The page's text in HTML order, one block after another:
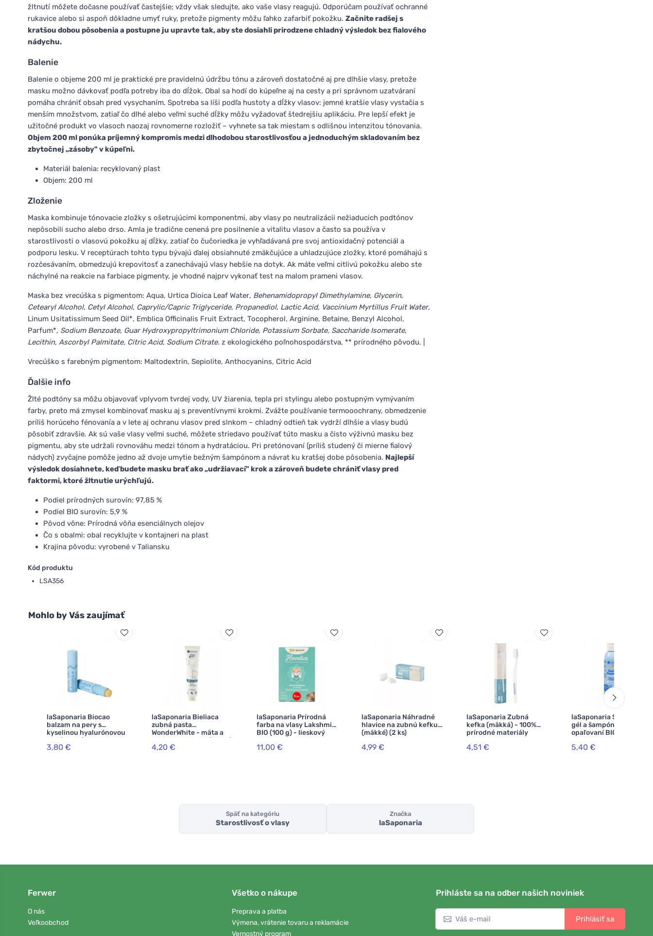
žltnutí môžete dočasne používať častejšie; vždy však sledujte, ako vaše vlasy reagujú. Odporúčam používať ochranné
rukavice alebo si aspoň dôkladne umyť ruky, pretože pigmenty môžu ľahko zafarbiť pokožku. Začnite radšej s
kratšou dobou pôsobenia a postupne ju upravte tak, aby ste dosiahli prirodzene chladný výsledok bez fialového
nádychu.
Balenie
Balenie o objeme 200 ml je praktické pre pravidelnú údržbu tónu a zároveň dostatočné aj pre dlhšie vlasy, pretože
masku možno dávkovať podľa potreby iba do dĺžok. Obal sa hodí do kúpeľne aj na cesty a pri správnom uzatváraní
pomáha chrániť obsah pred vysychaním. Spotreba sa líši podľa hustoty a dĺžky vlasov: jemné kratšie vlasy vystačia s
menším množstvom, zatiaľ čo dlhé alebo veľmi suché dĺžky môžu vyžadovať štedrejšiu aplikáciu. Pre lepší efekt je
užitočné produkt vo vlasoch naozaj rovnomerne rozložiť – vyhnete sa tak miestam s odlišnou intenzitou tónovania.
Objem 200 ml ponúka príjemný kompromis medzi dlhodobou starostlivosťou a jednoduchým skladovaním bez
zbytočnej „zásoby" v kúpeľni.
Materiál balenia: recyklovaný plast
Objem: 200 ml
Zloženie
Maska kombinuje tónovacie zložky s ošetrujúcimi komponentmi, aby vlasy po neutralizácii nežiaducich podtónov
nepôsobili sucho alebo drso. Amla je tradične cenená pre posilnenie a vitalitu vlasov a často sa používa v
starostlivosti o vlasovú pokožku aj dĺžky, zatiaľ čo čučoriedka je vyhľadávaná pre svoj antioxidačný potenciál a
podporu lesku. V receptúrach tohto typu bývajú ďalej obsiahnuté zmäkčujúce a uhladzujúce zložky, ktoré pomáhajú s
rozčesávaním, obmedzujú krepovitosť a zanechávajú vlasy hebšie na dotyk. Ak máte veľmi citlivú pokožku alebo ste
náchylné na reakcie na farbiace pigmenty, je vhodné najprv vykonať test na malom prameni vlasov.
Maska bez vrecúška s pigmentom: Aqua, Urtica Dioica Leaf Water, Behenamidopropyl Dimethylamine, Glycerin,
Cetearyl Alcohol, Cetyl Alcohol, Caprylic/Capric Triglyceride, Propanediol, Lactic Acid, Vaccinium Myrtillus Fruit Water,
Linum Usitatissimum Seed Oil*, Emblica Officinalis Fruit Extract, Tocopherol, Arginine, Betaine, Benzyl Alcohol,
Parfum*, Sodium Benzoate, Guar Hydroxypropyltrimonium Chloride, Potassium Sorbate, Saccharide Isomerate,
Lecithin, Ascorbyl Palmitate, Citric Acid, Sodium Citrate. z ekologického poľnohospodárstva, ** prírodného pôvodu. |
Vrecúško s farebným pigmentom: Maltodextrin, Sepiolite, Anthocyanins, Citric Acid
Ďalšie info
Žlté podtóny sa môžu objavovať vplyvom tvrdej vody, UV žiarenia, tepla pri stylingu alebo postupným vymývaním
farby, preto má zmysel kombinovať masku aj s preventívnymi krokmi. Zvážte používanie termooochrany, obmedzenie
príliš horúceho fénovanía a v lete aj ochranu vlasov pred slnkom – chladný odtieň tak vydrží dlhšie a vlasy budú
pôsobiť zdravšie. Ak sú vaše vlasy veľmi suché, môžete striedavo používať túto masku a čisto výživnú masku bez
pigmentu, aby ste udržali rovnováhu medzi tónom a hydratáciou. Pri pretónovaní (príliš studený či mierne fialový
nádych) zvyčajne pomôže jedno až dvoje umytie bežným šampónom a návrat ku kratšej dobe pôsobenia. Najlepší
výsledok dosiahnete, keď budete masku brať ako „udržiavací" krok a zároveň budete chrániť vlasy pred
faktormi, ktoré žltnutie urýchľujú.
Podiel prírodných surovín: 97,85 %
Podiel BIO surovín: 5,9 %
Pôvod vône: Prírodná vôňa esenciálnych olejov
Čo s obalmi: obal recyklujte v kontajneri na plast
Krajina pôvodu: vyrobené v Taliansku
Kód produktu
LSA356
Mohlo by Vás zaujímať
laSaponaria Biocao
balzam na pery s
kyselinou hyalurónovou
BIO (5,7 ml)
3,80 €
laSaponaria Bieliaca
zubná pasta
WonderWhite - mäta a
aktívne uhlie BIO (75 ml)
4,20 €
laSaponaria Prírodná
farba na vlasy Lakshmi
BIO (100 g) - lieskový
11,00 €
laSaponaria Náhradné
hlavice na zubnú kefku
(mäkké) (2 ks)
4,99 €
laSaponaria Zubná
kefka (mäkká) - 100%
prírodné materiály
4,51 €
laSaponaria Sprchový
gél a šampón po
opaľovaní BIO (150 ml)
5,40 €
Späť na kategóriu
Starostlivosť o vlasy
Značka
laSaponaria
Ferwer
O nás
Veľkoobchod
Všetko o nákupe
Preprava a platba
Výmena, vrátenie tovaru a reklamácie
Vernostný program
Prihláste sa na odber našich noviniek
Prihlásiť sa